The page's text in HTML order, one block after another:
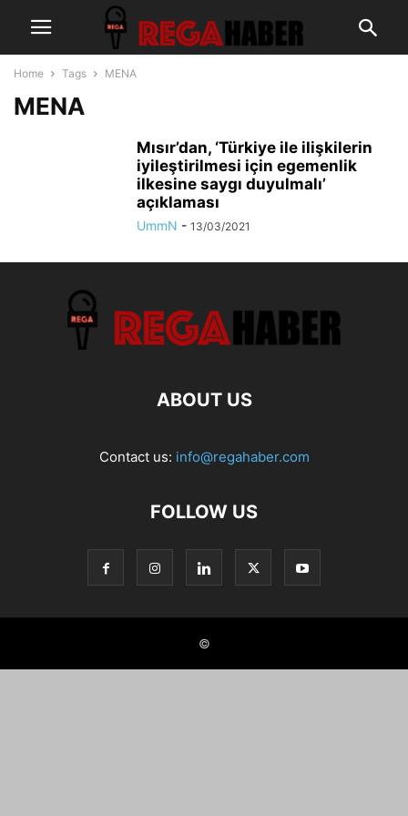
Home Tags MENA
MENA
Mısır’dan, ‘Türkiye ile ilişkilerin
iyileştirilmesi için egemenlik
ilkesine saygı duyulmalı’
açıklaması
UmmN - 13/03/2021
ABOUT US
Contact us: info@regahaber.com
FOLLOW US
©